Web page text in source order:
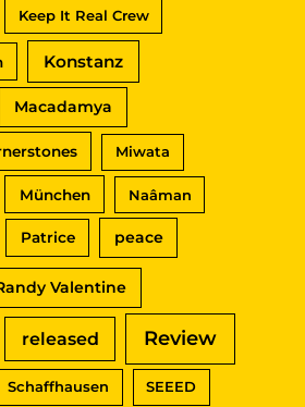
Keep It Real Crew
Konstanz
Macadamya
Miwata
München Naâman
Patrice peace
Valentine
released Review
Schaffhausen SEEED